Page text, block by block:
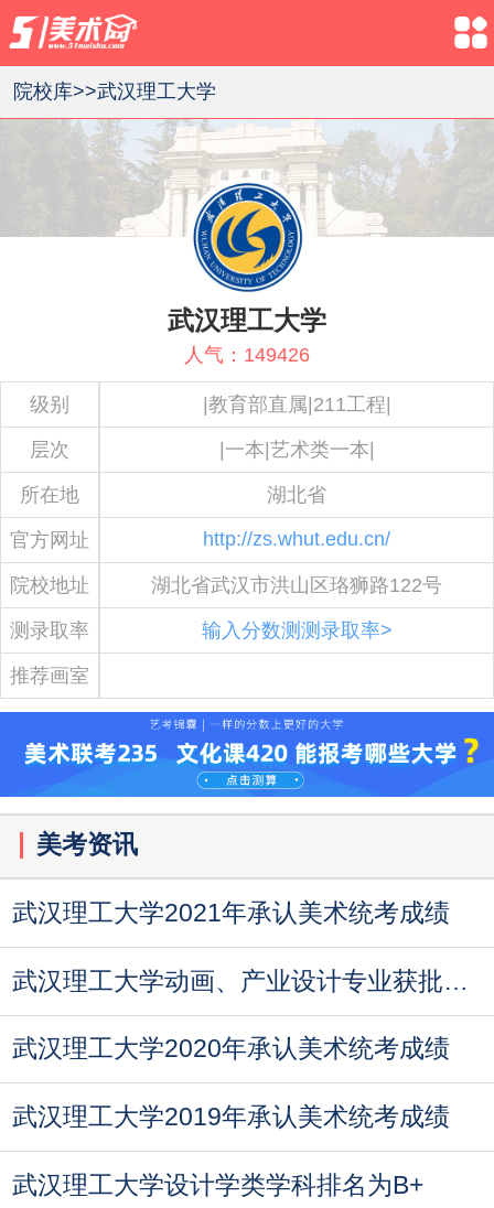
院校库>>武汉理工大学
武汉理工大学
人气： 149426
级别 |教育部直属|211工程|
层次 |一本|艺术类一本|
所在地 湖北省
官方网址 http://zs.whut.edu.cn/
院校地址 湖北省武汉市洪山区珞狮路122号
测录取率 输入分数测测录取率>
推荐画室
美考资讯
武汉理工大学2021年承认美术统考成绩
武汉理工大学动画、产业设计专业获批国家级一流专业建设点
武汉理工大学2020年承认美术统考成绩
武汉理工大学2019年承认美术统考成绩
武汉理工大学设计学类学科排名为B+